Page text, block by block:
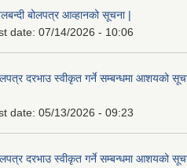
बोलपत्र आव्हानको सूचना |
date: 07/14/2026 - 10:06
दरभाउ स्वीकृत गर्ने सम्बन्धमा आशयको
date: 05/13/2026 - 09:23
दरभाउ स्वीकृत गर्ने सम्बन्धमा आशयको